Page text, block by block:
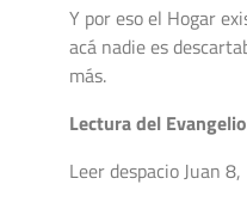
Y por eso el Hogar
acá nadie es
más.
Lectura del Evangelio
Leer despacio Juan